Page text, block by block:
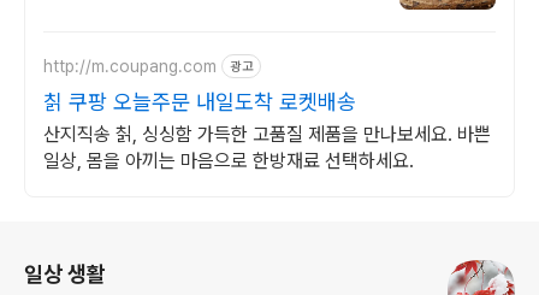
http://m.coupang.com 광고
칡 쿠팡 오늘주문 내일도착 로켓배송
산지직송 칡, 싱싱함 가득한 고품질 제품을 만나보세요. 바쁜
일상, 몸을 아끼는 마음으로 한방재료 선택하세요.
일상 생활